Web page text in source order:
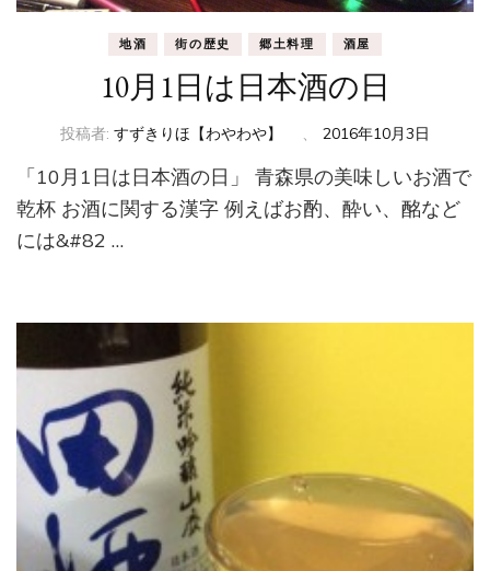
地酒 街の歴史 郷土料理 酒屋
10月1日は日本酒の日
投稿者: すずきりほ【わやわや】 、 2016年10月3日
「10月1日は日本酒の日」 青森県の美味しいお酒で
乾杯 お酒に関する漢字 例えばお酌、酔い、酩など
には&#82 …